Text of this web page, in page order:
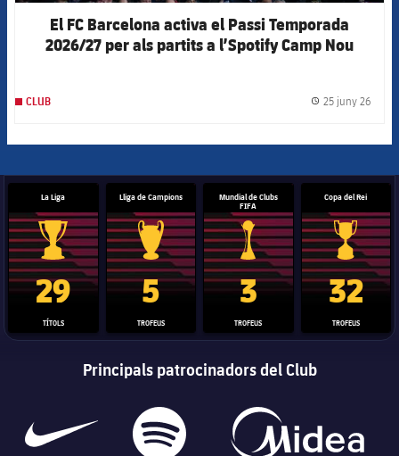
El FC Barcelona activa el Passi Temporada
2026/27 per als partits a l’Spotify Camp Nou
CLUB 25 juny 26
La Liga
Trofeu de la Liga
29
TÍTOLS
Lliga de Campions
Trofeu de la Lliga de Campions
5
TROFEUS
Mundial de Clubs
FIFA
Trofeu del Mundial de Clubs
3
TROFEUS
Copa del Rei
Copa del
32
TROFEUS
Principals patrocinadors del Club